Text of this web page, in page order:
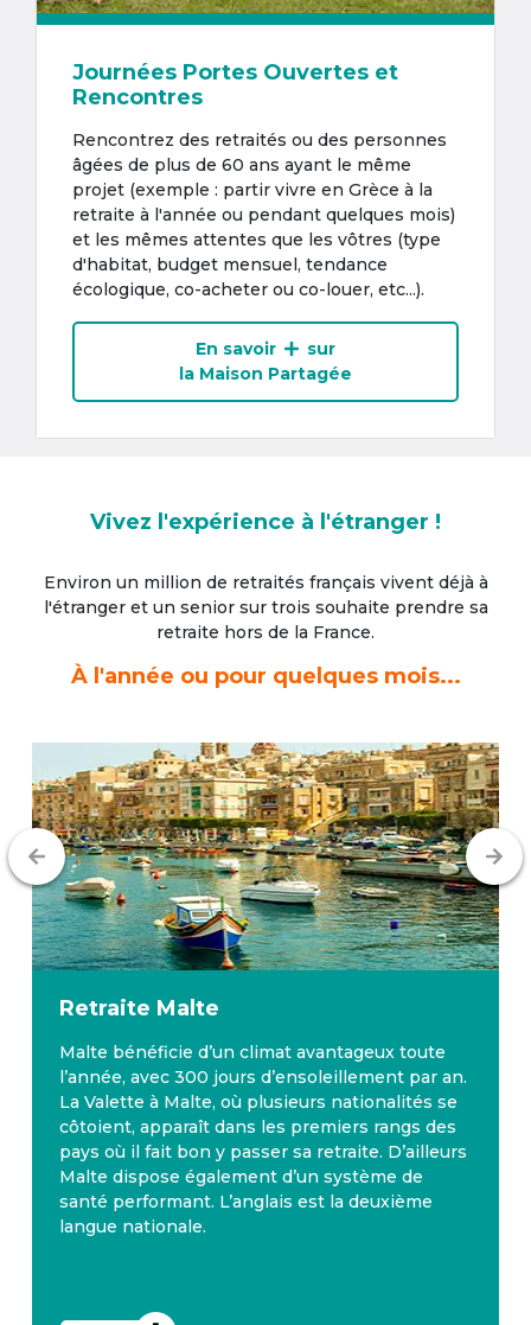
Journées Portes Ouvertes et
Rencontres
Rencontrez des retraités ou des personnes
âgées de plus de 60 ans ayant le même
projet (exemple : partir vivre en Grèce à la
retraite à l'année ou pendant quelques mois)
et les mêmes attentes que les vôtres (type
d'habitat, budget mensuel, tendance
écologique, co-acheter ou co-louer, etc...).
En savoir
sur
la Maison Partagée
Vivez l'expérience à l'étranger !
Environ un million de retraités français vivent déjà à
l'étrangeret un senior sur trois souhaite prendre sa
retraite hors de la France.
À l'année ou pour quelques mois...
Retraite Malte
Malte bénéficie d’un climat avantageux toute
l’année, avec 300 jours d’ensoleillement par an.
La Valette à Malte, où plusieurs nationalités se
côtoient, apparaît dans les premiers rangs des
pays où il fait bon y passer sa retraite. D’ailleurs
Malte dispose également d’un système de
santé performant. L’anglais est la deuxième
langue nationale.